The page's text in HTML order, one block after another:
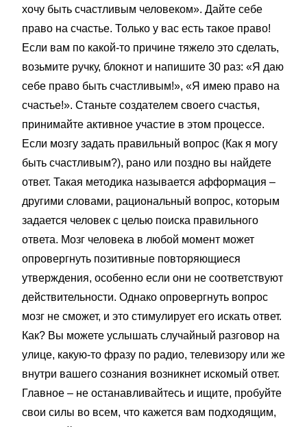
хочу быть счастливым человеком». Дайте себе
право на счастье. Только у вас есть такое право!
Если вам по какой-то причине тяжело это сделать,
возьмите ручку, блокнот и напишите 30 раз: «Я даю
себе право быть счастливым!», «Я имею право на
счастье!». Станьте создателем своего счастья,
принимайте активное участие в этом процессе.
Если мозгу задать правильный вопрос (Как я могу
быть счастливым?), рано или поздно вы найдете
ответ. Такая методика называется афформация –
другими словами, рациональный вопрос, которым
задается человек с целью поиска правильного
ответа. Мозг человека в любой момент может
опровергнуть позитивные повторяющиеся
утверждения, особенно если они не соответствуют
действительности. Однако опровергнуть вопрос
мозг не сможет, и это стимулирует его искать ответ.
Как? Вы можете услышать случайный разговор на
улице, какую-то фразу по радио, телевизору или же
внутри вашего сознания возникнет искомый ответ.
Главное – не останавливайтесь и ищите, пробуйте
свои силы во всем, что кажется вам подходящим,